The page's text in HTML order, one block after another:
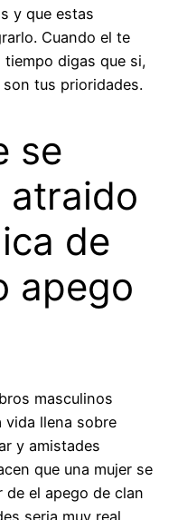
y que estas
Cuando el te
digas que si,
tus prioridades.
se
atraido
de
apego
masculinos
vida llena sobre
y amistades
que una mujer se
el apego de clan
seri­a muy real.